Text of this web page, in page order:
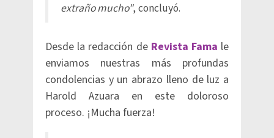
extraño mucho", concluyó.
Desde la redacción de Revista Fama le
enviamos nuestras más profundas
condolencias y un abrazo lleno de luz a
Harold Azuara en este doloroso
proceso. ¡Mucha fuerza!